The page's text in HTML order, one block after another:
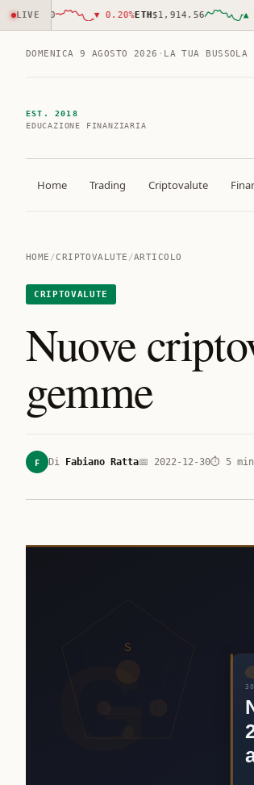
LIVE ▼ 0.20 % ETH$1,914.56 ▲
DOMENICA 9 AGOSTO 2026 · LA TUA
EST. 2018
EDUCAZIONE FINANZIARIA
Home Trading Criptovalute
HOME /CRIPTOVALUTE /ARTICOLO
CRIPTOVALUTE
Nuove
gemme
F Di Fabiano Ratta📅 2022-12-30⏱ 5